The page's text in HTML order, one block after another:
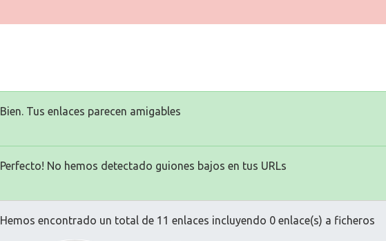
Bien. Tus enlaces parecen amigables
Perfecto! No hemos detectado guiones bajos en tus URLs
Hemos encontrado un total de 11 enlaces incluyendo 0 enlace(s) a ficheros